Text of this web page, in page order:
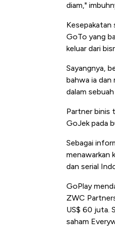
diam,"
Kesepakatan
GoTo yang
keluar dari
Sayangnya,
bahwa ia
dalam
Partner binis
GoJek pada
Sebagai
menawarkan
dan serial
GoPlay
ZWC
US$ 60 juta.
saham